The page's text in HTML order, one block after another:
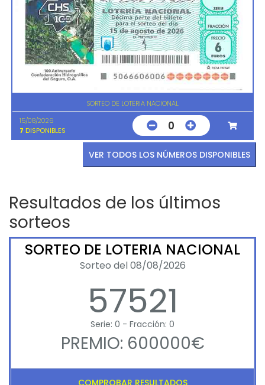
SORTEO DE LOTERIA NACIONAL
15/08/2026
7 DISPONIBLES 0
VER TODOS LOS NÚMEROS DISPONIBLES
Resultados de los últimos
sorteos
SORTEO DE LOTERIA NACIONAL
Sorteo del 08/08/2026
57521
Serie: 0 - Fracción: 0
PREMIO: 600000€